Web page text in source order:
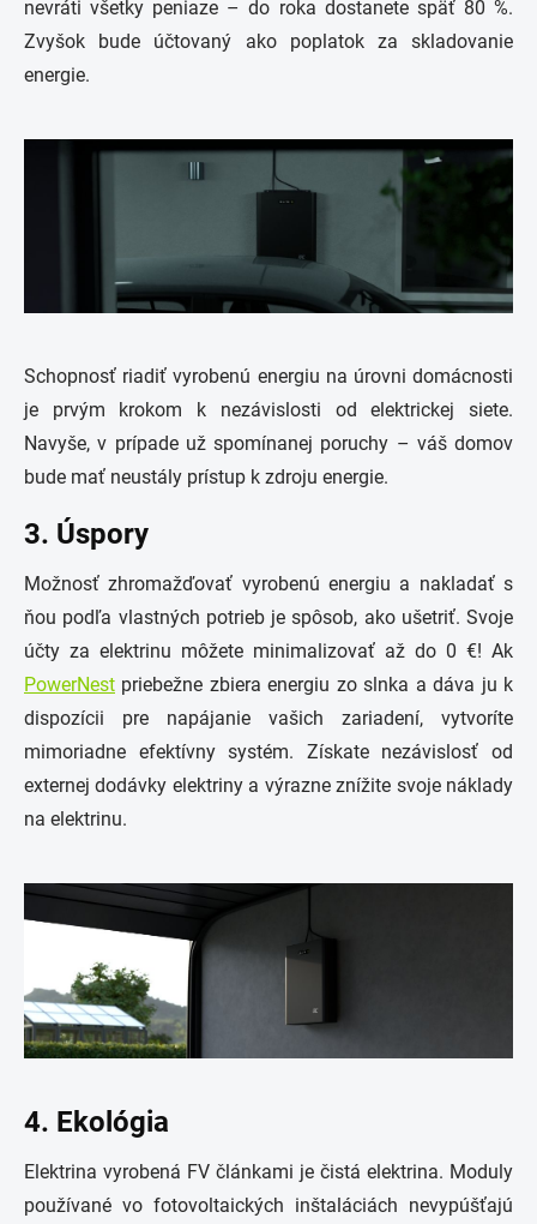
nevráti všetky peniaze – do roka dostanete späť 80 %.
Zvyšok bude účtovaný ako poplatok za skladovanie
energie.
Schopnosť riadiť vyrobenú energiu na úrovni domácnosti
je prvým krokom k nezávislosti od elektrickej siete.
Navyše, v prípade už spomínanej poruchy – váš domov
bude mať neustály prístup k zdroju energie.
3. Úspory
Možnosť zhromažďovať vyrobenú energiu a nakladať s
ňou podľa vlastných potrieb je spôsob, ako ušetriť. Svoje
účty za elektrinu môžete minimalizovať až do 0 €! Ak
PowerNest priebežne zbiera energiu zo slnka a dáva ju k
dispozícii pre napájanie vašich zariadení, vytvoríte
mimoriadne efektívny systém. Získate nezávislosť od
externej dodávky elektriny a výrazne znížite svoje náklady
na elektrinu.
4. Ekológia
Elektrina vyrobená FV článkami je čistá elektrina. Moduly
používané vo fotovoltaických inštaláciách nevypúšťajú